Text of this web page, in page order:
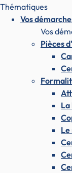
Thématiques
Vos
Vos
Pièces